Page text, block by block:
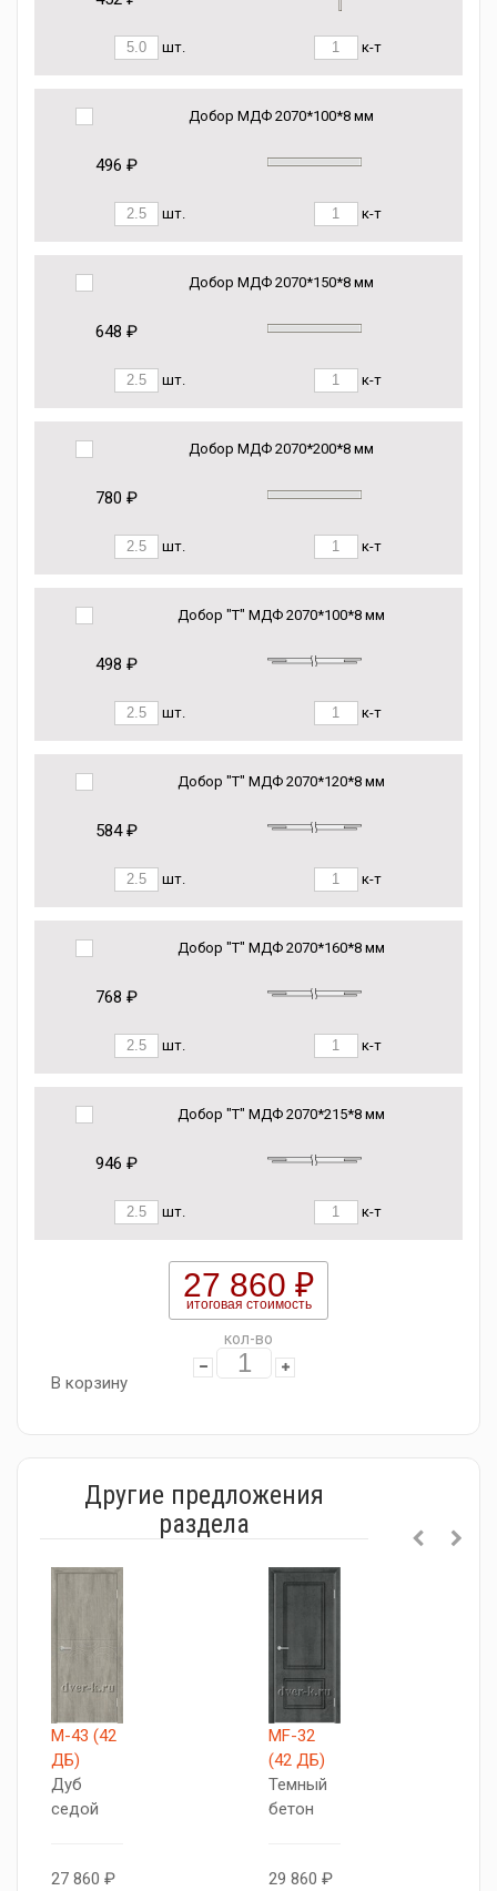
шт. к-т
Добор МДФ 2070*100*8 мм
496 ₽
шт. к-т
Добор МДФ 2070*150*8 мм
648 ₽
шт. к-т
Добор МДФ 2070*200*8 мм
780 ₽
шт. к-т
Добор "Т" МДФ 2070*100*8 мм
498 ₽
шт. к-т
Добор "Т" МДФ 2070*120*8 мм
584 ₽
шт. к-т
Добор "Т" МДФ 2070*160*8 мм
768 ₽
шт. к-т
Добор "Т" МДФ 2070*215*8 мм
946 ₽
шт. к-т
27 860 ₽
итоговая стоимость
кол-во
В корзину
Другие предложения
раздела
М-43 (42
ДБ)
Дуб
седой
27 860 ₽
MF-32
(42 ДБ)
Темный
бетон
29 860 ₽